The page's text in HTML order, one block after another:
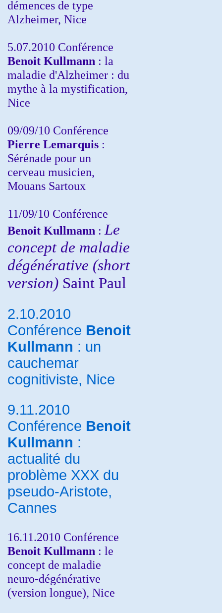
démences de type
Alzheimer, Nice
5.07.2010 Conférence
Benoit Kullmann : la
maladie d'Alzheimer : du
mythe à la mystification,
Nice
09/09/10 Conférence
Pierre Lemarquis :
Sérénade pour un
cerveau musicien,
Mouans Sartoux
11/09/10 Conférence
Benoit Kullmann : Le
concept de maladie
dégénérative (short
version) Saint Paul
2.10.2010
Conférence Benoit
Kullmann : un
cauchemar
cognitiviste, Nice
9.11.2010
Conférence Benoit
Kullmann :
actualité du
problème XXX du
pseudo-Aristote,
Cannes
16.11.2010 Conférence
Benoit Kullmann : le
concept de maladie
neuro-dégénérative
(version longue), Nice